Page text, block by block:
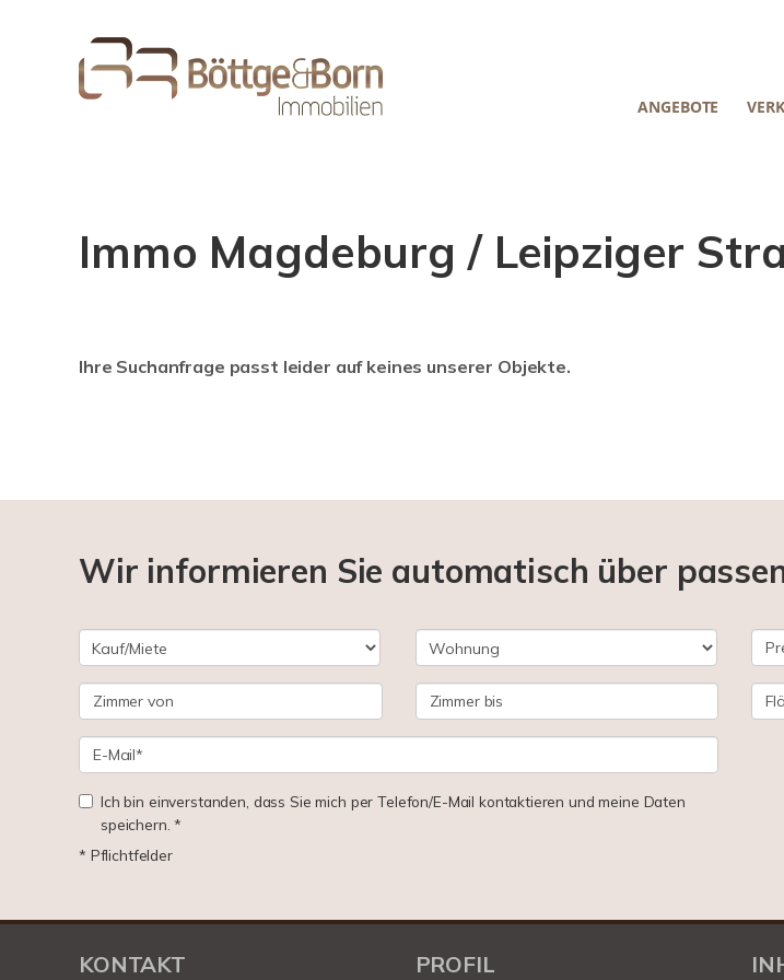
ANGEBOTE
Immo Magdeburg / Leipziger
Ihre Suchanfrage passt leider auf keines unserer Objekte.
Wir informieren Sie automatisch über
Ich bin einverstanden, dass Sie mich per Telefon/E-Mail kontaktieren und meine Daten
speichern. *
* Pflichtfelder
KONTAKT PROFIL